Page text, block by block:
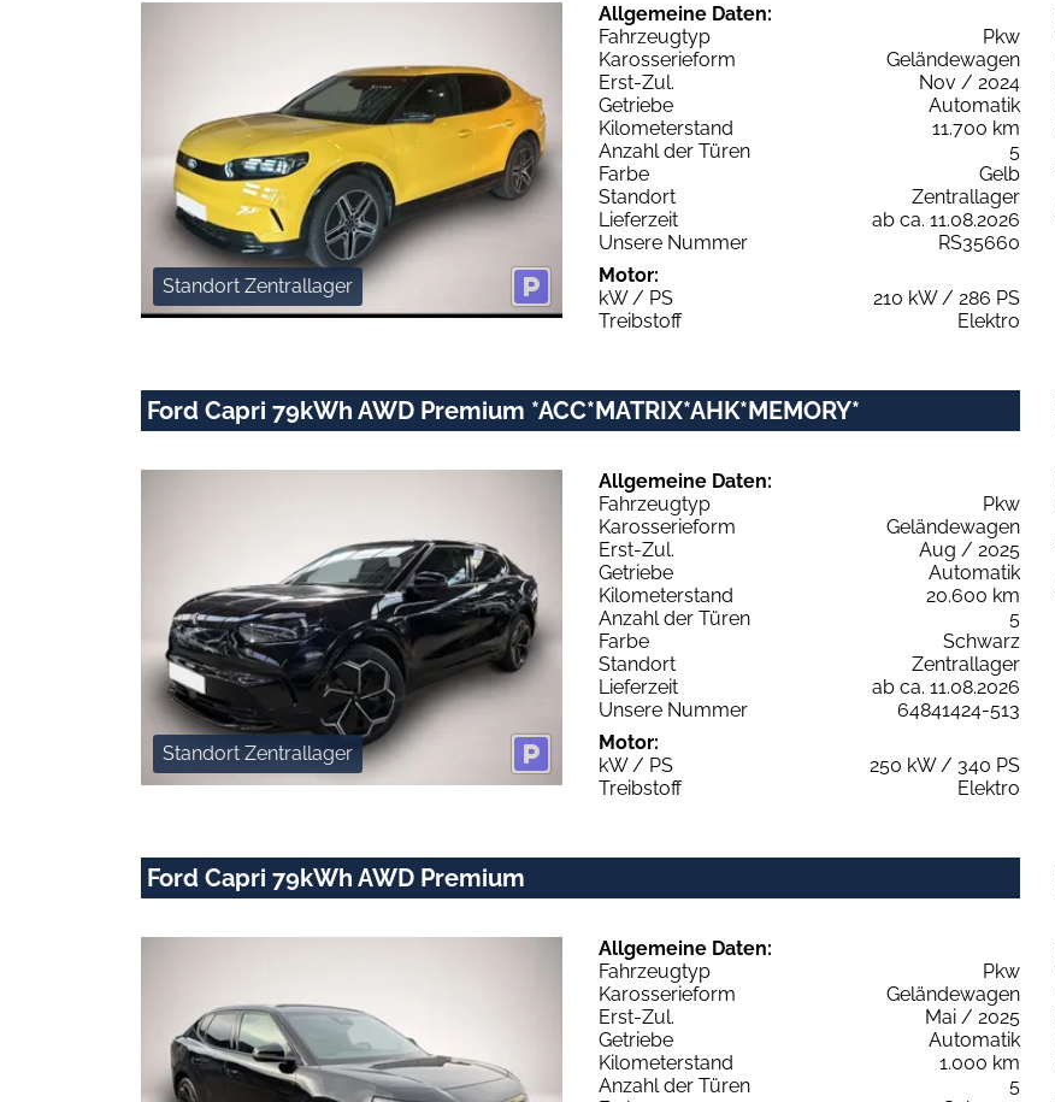
Standort Zentrallager
Allgemeine Daten:
Fahrzeugtyp
Pkw
Karosserieform
Geländewagen
Erst-Zul.
Nov / 2024
Getriebe
Automatik
Kilometerstand
11.700 km
Anzahl der Türen
5
Farbe
Gelb
Standort
Zentrallager
Lieferzeit
ab ca. 11.08.2026
Unsere Nummer
RS35660
Motor:
kW / PS
210 kW / 286 PS
Treibstoff
Elektro
Ford Capri 79kWh AWD Premium *ACC*MATRIX*AHK*MEMORY*
Standort Zentrallager
Allgemeine Daten:
Fahrzeugtyp
Pkw
Karosserieform
Geländewagen
Erst-Zul.
Aug / 2025
Getriebe
Automatik
Kilometerstand
20.600 km
Anzahl der Türen
5
Farbe
Schwarz
Standort
Zentrallager
Lieferzeit
ab ca. 11.08.2026
Unsere Nummer
64841424-513
Motor:
kW / PS
250 kW / 340 PS
Treibstoff
Elektro
Ford Capri 79kWh AWD Premium
Allgemeine Daten:
Fahrzeugtyp
Pkw
Karosserieform
Geländewagen
Erst-Zul.
Mai / 2025
Getriebe
Automatik
Kilometerstand
1.000 km
Anzahl der Türen
5